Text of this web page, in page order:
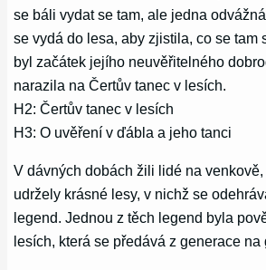
se báli vydat se tam, ale jedna
se vydá do lesa, aby zjistila, co se tam
byl začátek jejího neuvěřitelného
narazila na Čertův tanec v lesích.
H2: Čertův tanec v lesích
H3: O uvěření v ďábla a jeho tanci
V dávných dobách žili lidé na
udržely krásné lesy, v nichž se
legend. Jednou z těch legend byla
lesích, která se předává z generace na